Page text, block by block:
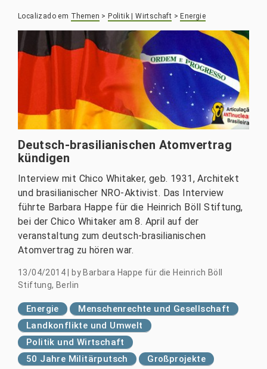
Localizado em Themen >Politik | Wirtschaft >Energie
Deutsch-brasilianischen Atomvertrag
kündigen
Interview mit Chico Whitaker, geb. 1931, Architekt
und brasilianischer NRO-Aktivist. Das Interview
führte Barbara Happe für die Heinrich Böll Stiftung,
bei der Chico Whitaker am 8. April auf der
veranstaltung zum deutsch-brasilianischen
Atomvertrag zu hören war.
13/04/2014 by Barbara Happe für die Heinrich Böll
Stiftung, Berlin
Energie
Menschenrechte und Gesellschaft
Landkonflikte und Umwelt
Politik und Wirtschaft
50 Jahre Militärputsch
Großprojekte